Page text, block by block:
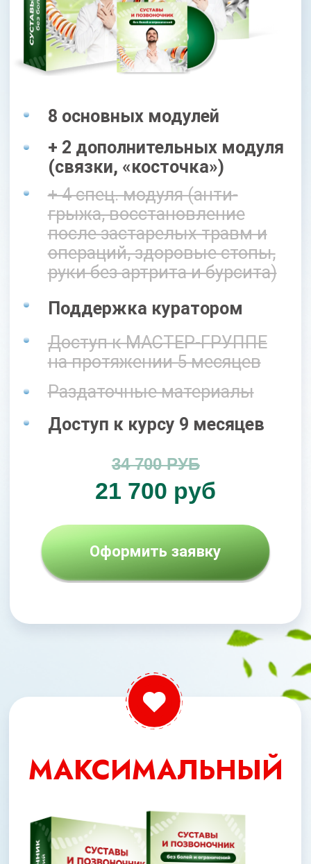
29 700 руб
Оформить заявку
49 700 РУБ
+ получите доп. курс "МОЗГ
И НЕРВНАЯ СИСТЕМА"
8 основных модулей
+ 2 дополнительных модуля
(связки, «косточка»)
грыжа, восстановление
после застарелых травм и
руки без артрита и бурсита)
Доступ к курсу 18 месяцев
Поддержка куратором
Раздаточные материалы
Доступ к МАСТЕР-ГРУППЕ
на протяжении 5 месяцев
При оформлении заявки сегодня, Вы
Бонусы